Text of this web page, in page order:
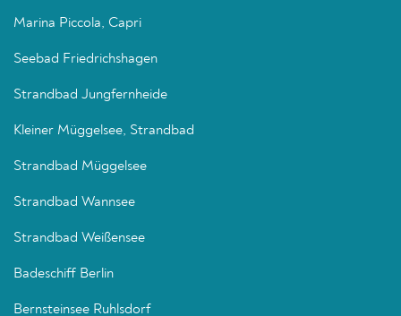
Marina Piccola, Capri
Seebad Friedrichshagen
Strandbad Jungfernheide
Kleiner Müggelsee, Strandbad
Strandbad Müggelsee
Strandbad Wannsee
Strandbad Weißensee
Badeschiff Berlin
Bernsteinsee Ruhlsdorf